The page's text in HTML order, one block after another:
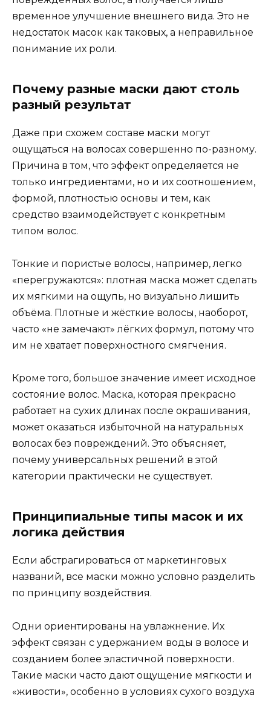
временное улучшение внешнего вида. Это не
недостаток масок как таковых, а неправильное
понимание их роли.
Почему разные маски дают столь
разный результат
Даже при схожем составе маски могут
ощущаться на волосах совершенно по-разному.
Причина в том, что эффект определяется не
только ингредиентами, но и их соотношением,
формой, плотностью основы и тем, как
средство взаимодействует с конкретным
типом волос.
Тонкие и пористые волосы, например, легко
«перегружаются»: плотная маска может сделать
их мягкими на ощупь, но визуально лишить
объёма. Плотные и жёсткие волосы, наоборот,
часто «не замечают» лёгких формул, потому что
им не хватает поверхностного смягчения.
Кроме того, большое значение имеет исходное
состояние волос. Маска, которая прекрасно
работает на сухих длинах после окрашивания,
может оказаться избыточной на натуральных
волосах без повреждений. Это объясняет,
почему универсальных решений в этой
категории практически не существует.
Принципиальные типы масок и их
логика действия
Если абстрагироваться от маркетинговых
названий, все маски можно условно разделить
по принципу воздействия.
Одни ориентированы на увлажнение. Их
эффект связан с удержанием воды в волосе и
созданием более эластичной поверхности.
Такие маски часто дают ощущение мягкости и
«живости», особенно в условиях сухого воздуха